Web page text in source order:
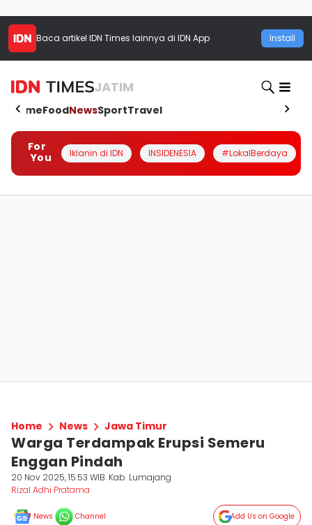
Baca artikel IDN Times lainnya di IDN App Install
JATIM
HomeFoodNewsSportTravel
For
You
Iklanin di IDN INSIDENESIA #LokalBerdaya
Home News Jawa Timur
Warga Terdampak Erupsi Semeru
Enggan Pindah
20 Nov 2025, 15:53 WIB Kab. Lumajang
Rizal Adhi Pratama
News Channel Add Us on Google